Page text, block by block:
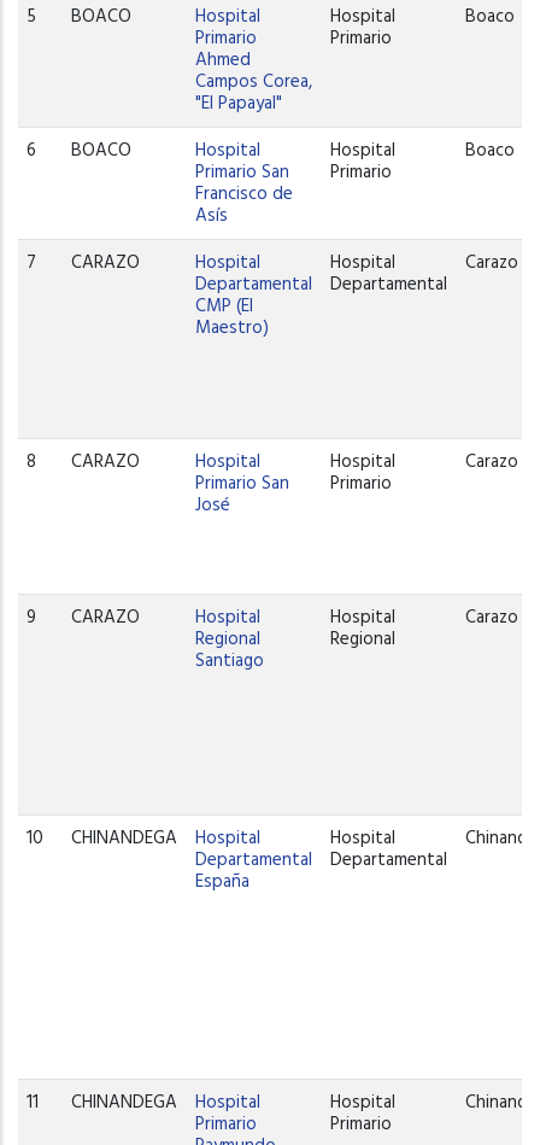
5 BOACO Hospital
Primario
Ahmed
Campos Corea,
"El Papayal"
Hospital
Primario
Boaco
6 BOACO Hospital
Primario San
Francisco de
Asís
Hospital
Primario
Boaco
7 CARAZO Hospital
Departamental
CMP (El
Maestro)
Hospital
Departamental
Carazo
8 CARAZO Hospital
Primario San
José
Hospital
Primario
Carazo
9 CARAZO Hospital
Regional
Santiago
Hospital
Regional
Carazo
10 CHINANDEGA Hospital
Departamental
España
Hospital
Departamental
11 CHINANDEGA Hospital
Primario
Hospital
Primario